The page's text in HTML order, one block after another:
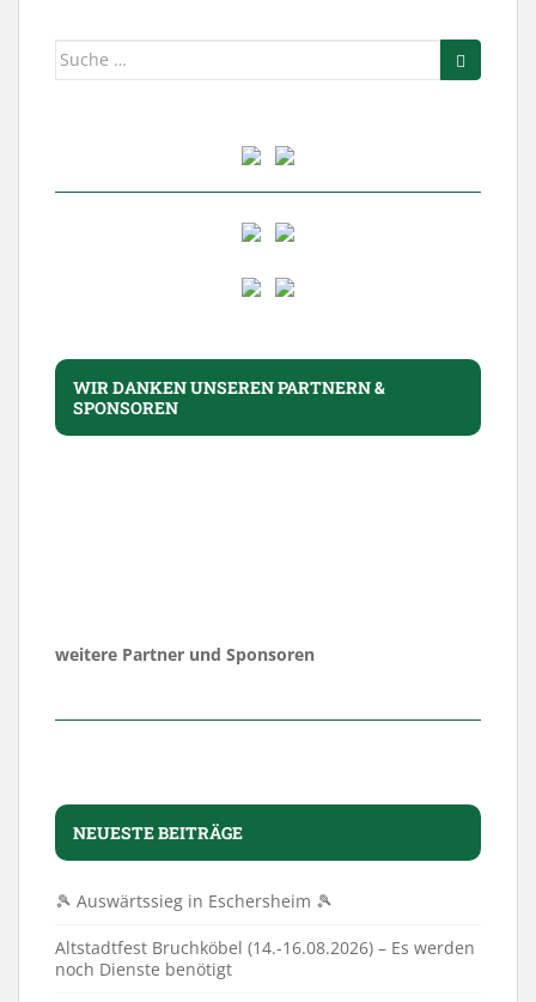
Suche
WIR DANKEN UNSEREN PARTNERN &
SPONSOREN
weitere Partner und Sponsoren
NEUESTE BEITRÄGE
🎾 Auswärtssieg in Eschersheim 🎾
Altstadtfest Bruchköbel (14.-16.08.2026) – Es werden
noch Dienste benötigt